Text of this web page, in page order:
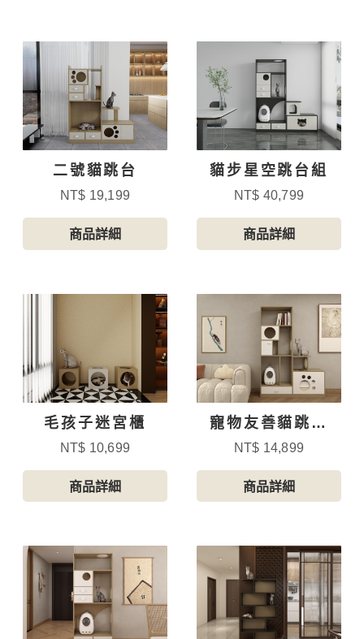
二號貓跳台
NT$ 19,199
商品詳細
貓步星空跳台組
NT$ 40,799
商品詳細
毛孩子迷宮櫃
NT$ 10,699
商品詳細
寵物友善貓跳台
屋-5
NT$ 14,899
商品詳細